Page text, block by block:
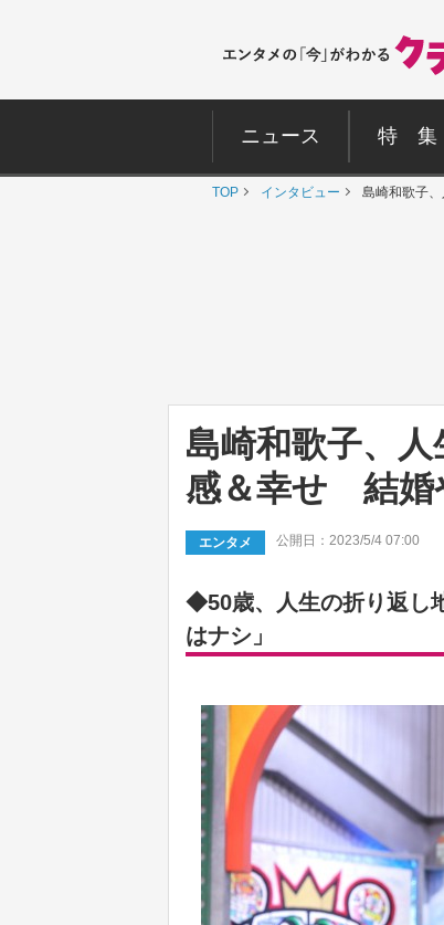
ニュース 特 集
TOP インタビュー 島崎和歌子
島崎和歌子、
感＆幸せ 結婚
エンタメ 公開日：2023/5/4 07:00
◆50歳、人生の折り返し
はナシ」